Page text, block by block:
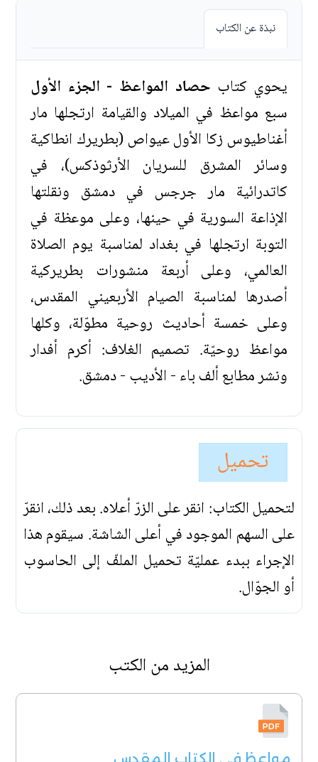
نبذة عن الكتاب
يحوي كتاب حصاد المواعظ - الجزء الأول
سبع مواعظ في الميلاد والقيامة ارتجلها مار
أغناطيوس زكا الأول عيواص (بطريرك انطاكية
وسائر المشرق للسريان الأرثوذكس)، في
كاتدرائية مار جرجس في دمشق ونقلتها
الإذاعة السورية في حينها، وعلى موعظة في
التوبة ارتجلها في بغداد لمناسبة يوم الصلاة
العالمي، وعلى أربعة منشورات بطريركية
أصدرها لمناسبة الصيام الأربعيني المقدس،
وعلى خمسة أحاديث روحية مطوّلة، وكلها
مواعظ روحيّة. تصميم الغلاف: أكرم أفدار
ونشر مطابع ألف باء - الأديب - دمشق.
تحميل
لتحميل الكتاب: انقر على الزرّ أعلاه. بعد ذلك، انقرّ
على السهم الموجود في أعلى الشاشة. سيقوم هذا
الإجراء ببدء عمليّة تحميل الملفّ إلى الحاسوب
أو الجوّال.
المزيد من الكتب
مواعظ في الكتاب المقدس